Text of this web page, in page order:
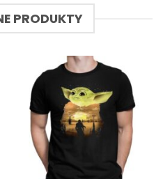
PRODUKTY